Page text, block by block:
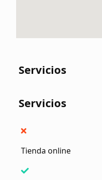
Servicios
Servicios
Tienda online